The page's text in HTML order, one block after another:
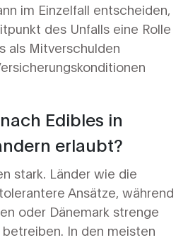
im Einzelfall entscheiden,
des Unfalls eine Rolle
als Mitverschulden
Edibles in
erlaubt?
stark. Länder wie die
Ansätze, während
oder Dänemark strenge
In den meisten